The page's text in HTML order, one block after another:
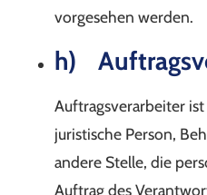
vorgesehen werden.
h)
Auftragsverarbeiter
juristische Person,
andere Stelle, die
Auftrag des